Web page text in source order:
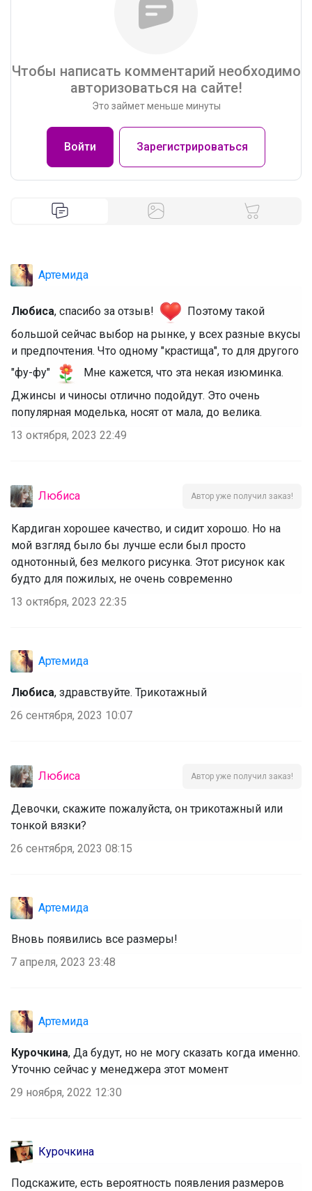
Чтобы написать комментарий необходимо
авторизоваться на сайте!
Это займет меньше минуты
Войти Зарегистрироваться
Артемида
Любиса, спасибо за отзыв!
Поэтому такой
большой сейчас выбор на рынке, у всех разные вкусы
и предпочтения. Что одному "крастища", то для другого
"фу-фу"
Мне кажется, что эта некая изюминка.
Джинсы и чиносы отлично подойдут. Это очень
популярная моделька, носят от мала, до велика.
13 октября, 2023 22:49
Любиса Автор уже получил заказ!
Кардиган хорошее качество, и сидит хорошо. Но на
мой взгляд было бы лучше если был просто
однотонный, без мелкого рисунка. Этот рисунок как
будто для пожилых, не очень современно
13 октября, 2023 22:35
Артемида
Любиса, здравствуйте. Трикотажный
26 сентября, 2023 10:07
Любиса Автор уже получил заказ!
Девочки, скажите пожалуйста, он трикотажный или
тонкой вязки?
26 сентября, 2023 08:15
Артемида
Вновь появились все размеры!
7 апреля, 2023 23:48
Артемида
Курочкина, Да будут, но не могу сказать когда именно.
Уточню сейчас у менеджера этот момент
29 ноября, 2022 12:30
Курочкина
Подскажите, есть вероятность появления размеров